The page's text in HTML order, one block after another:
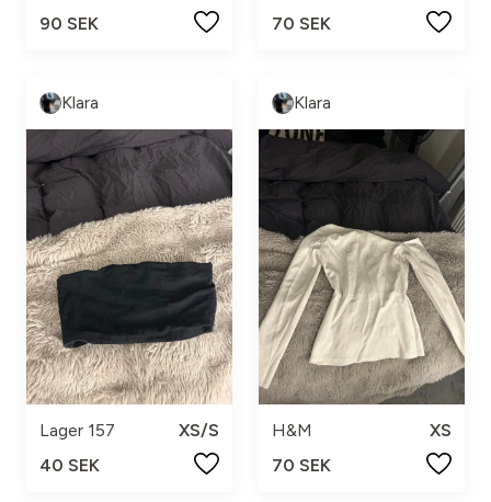
90 SEK
70 SEK
Klara
Lager 157
XS/S
40 SEK
Klara
H&M
XS
70 SEK